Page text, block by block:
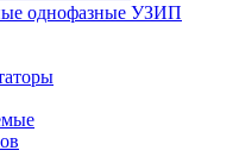
однофазные УЗИП